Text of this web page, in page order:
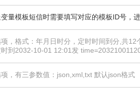
变量模板短信时需要填写对应的模板ID号，
，格式：年月日时分，定时时间到分,共12
到2032-10-01 12:01发
，有三参数值：json,xml,txt 默认json格式